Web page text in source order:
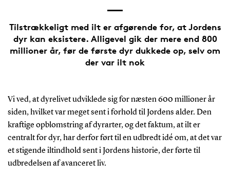
Tilstrækkeligt med ilt er afgørende for, at Jordens
dyr kan eksistere. Alligevel gik der mere end 800
millioner år, før de første dyr dukkede op, selv om
der var ilt nok
Vi ved, at dyrelivet udviklede sig for næsten 600 millioner år
siden, hvilket var meget sent i forhold til Jordens alder. Den
kraftige opblomstring af dyrarter, og det faktum, at ilt er
centralt for dyr, har derfor ført til en udbredt idé om, at det var
et stigende iltindhold sent i Jordens historie, der førte til
udbredelsen af avanceret liv.